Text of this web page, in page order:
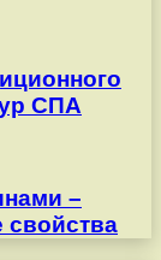
СПА
–
свойства